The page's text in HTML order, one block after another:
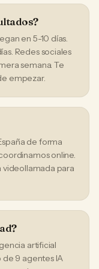
en 5-10 días.
Redes sociales
semana. Te
empezar.
de forma
online.
videollamada para
artificial
de 9 agentes IA